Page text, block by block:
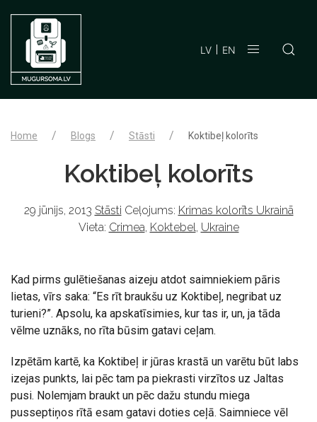
LV EN
Home Blogs Stāsti Koktibeļ kolorīts
Koktibeļ kolorīts
29 jūnijs, 2013 Stāsti Ceļojums: Krimas kolorīts Ukrainā
Vieta: Crimea, Koktebel, Ukraine
Kad pirms gulētiešanas aizeju atdot saimniekiem pāris
lietas, vīrs saka: “Es rīt braukšu uz Koktibeļ, negribat uz
turieni?”. Apsolu, ka apskatīsimies, kur tas ir, un, ja tāda
vēlme uznāks, no rīta būsim gatavi ceļam.
Izpētām kartē, ka Koktibeļ ir jūras krastā un varētu būt labs
izejas punkts, lai pēc tam pa piekrasti virzītos uz Jaltas
pusi. Nolemjam braukt un pēc dažu stundu miega
pusseptiņos rītā esam gatavi doties ceļā. Saimniece vēl